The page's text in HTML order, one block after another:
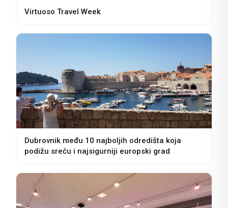
Virtuoso Travel Week
Dubrovnik među 10 najboljih odredišta koja
podižu sreću i najsigurniji europski grad